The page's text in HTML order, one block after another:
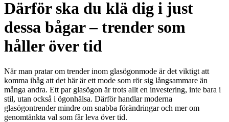
Därför ska du klä dig i just
dessa bågar – trender som
håller över tid
När man pratar om trender inom glasögonmode är det viktigt att
komma ihåg att det här är ett mode som rör sig långsammare än
många andra. Ett par glasögon är trots allt en investering, inte bara i
stil, utan också i ögonhälsa. Därför handlar moderna
glasögontrender mindre om snabba förändringar och mer om
genomtänkta val som får leva över tid.